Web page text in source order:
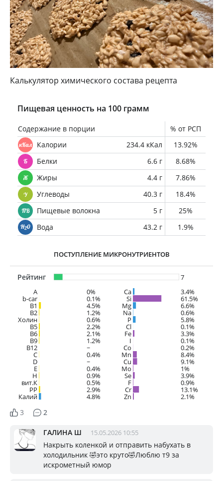
Калькулятор химического состава рецепта
Пищевая ценность на 100 грамм
Содержание в порции
% от РСП
Калории
234.4 кКал
13.92%
Белки
6.6 г
8.68%
Жиры
4.4 г
7.86%
Углеводы
40.3 г
18.4%
Пищевые волокна
5 г
25%
Вода
43.2 г 1.9%
ПОСТУПЛЕНИЕ МИКРОНУТРИЕНТОВ
Рейтинг
7
A
0%
b-car 0.1%
В1 4.5%
B2 1.2%
Холин 0.6%
B5 2.2%
B6 2.1%
B9 1.2%
B12 ~
C 0.4%
D ~
E 0.4%
H 0.9%
вит.К 0.5%
PP 2.9%
Калий 4.8%
Ca 3.4%
Si 61.5%
Mg 6.6%
Na 0.6%
P 5.8%
Cl 0.1%
Fe 3.3%
I 0.1%
Co 0.2%
Mn 8.4%
Cu 9.1%
Mo 1%
Se 3.9%
F 0.9%
Cr 13.1%
Zn 2.1%
3 2
ГАЛИНА Ш 15.05.2026 10:55
Накрыть коленкой и отправить набухать в
холодильник 🤣это круто🤣Люблю т9 за
искрометный юмор